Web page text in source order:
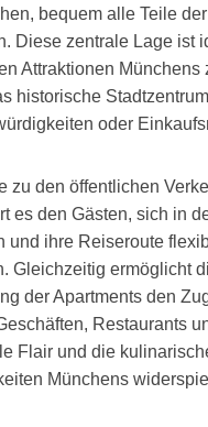
bequem alle Teile
Diese zentrale Lage ist
Attraktionen Münchens
historische
oder
zu den öffentlichen
es den Gästen, sich in
und ihre Reiseroute
Gleichzeitig ermöglicht
der Apartments den
Restaurants
Flair und die
Münchens